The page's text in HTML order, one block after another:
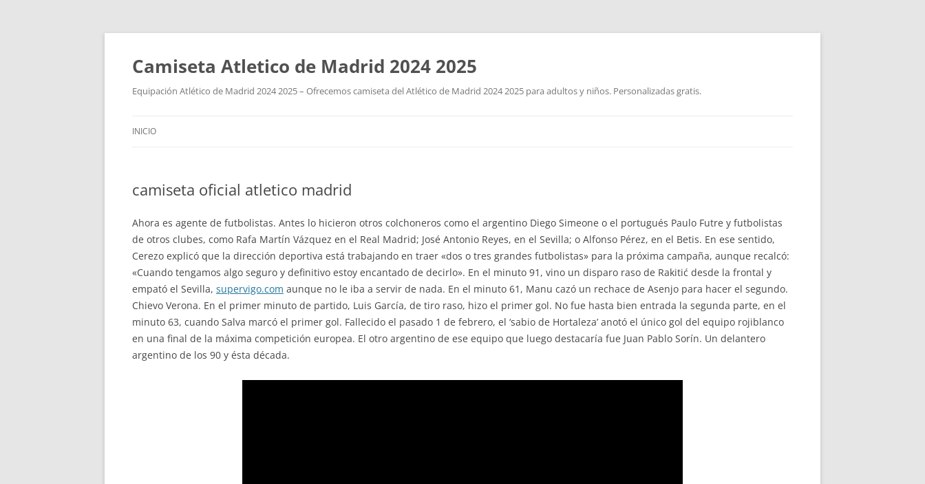
Camiseta Atletico de Madrid 2024 2025
Equipación Atlético de Madrid 2024 2025 – Ofrecemos camiseta del Atlético de Madrid 2024 2025 para adultos y niños. Personalizadas gratis.
INICIO
camiseta oficial atletico madrid
Ahora es agente de futbolistas. Antes lo hicieron otros colchoneros como el argentino Diego Simeone o el portugués Paulo Futre y futbolistas
de otros clubes, como Rafa Martín Vázquez en el Real Madrid; José Antonio Reyes, en el Sevilla; o Alfonso Pérez, en el Betis. En ese sentido,
Cerezo explicó que la dirección deportiva está trabajando en traer «dos o tres grandes futbolistas» para la próxima campaña, aunque recalcó:
«Cuando tengamos algo seguro y definitivo estoy encantado de decirlo». En el minuto 91, vino un disparo raso de Rakitić desde la frontal y
empató el Sevilla, supervigo.com aunque no le iba a servir de nada. En el minuto 61, Manu cazó un rechace de Asenjo para hacer el segundo.
Chievo Verona. En el primer minuto de partido, Luis García, de tiro raso, hizo el primer gol. No fue hasta bien entrada la segunda parte, en el
minuto 63, cuando Salva marcó el primer gol. Fallecido el pasado 1 de febrero, el ‘sabio de Hortaleza’ anotó el único gol del equipo rojiblanco
en una final de la máxima competición europea. El otro argentino de ese equipo que luego destacaría fue Juan Pablo Sorín. Un delantero
argentino de los 90 y ésta década.